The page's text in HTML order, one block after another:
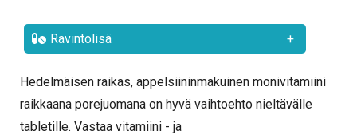
Ravintolisä +
Hedelmäisen raikas, appelsiininmakuinen monivitamiini
raikkaana porejuomana on hyvä vaihtoehto nieltävälle
tabletille. Vastaa vitamiini - ja